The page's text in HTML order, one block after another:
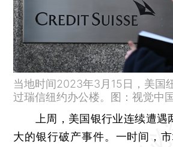
当地时间2023年3月15日，美国
过瑞信纽约办公楼。图：视觉中
上周，美国银行业连续遭遇
大的银行破产事件。一时间，